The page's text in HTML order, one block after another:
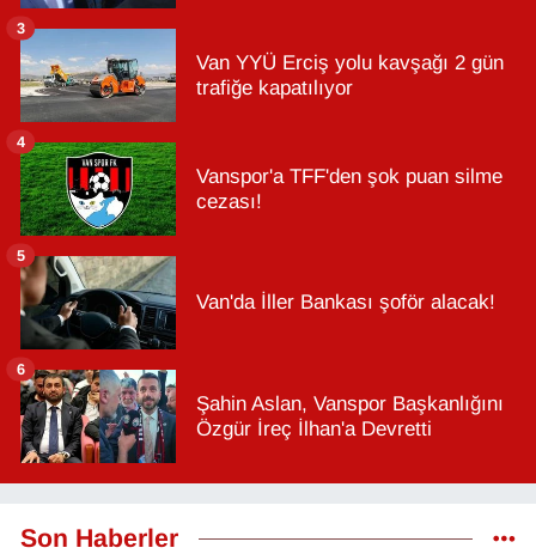
Van YYÜ Erciş yolu kavşağı 2 gün
trafiğe kapatılıyor
3
Vanspor'a TFF'den şok puan silme
cezası!
4
Van'da İller Bankası şoför alacak!
5
Şahin Aslan, Vanspor Başkanlığını
Özgür İreç İlhan'a Devretti
6
Son Haberler